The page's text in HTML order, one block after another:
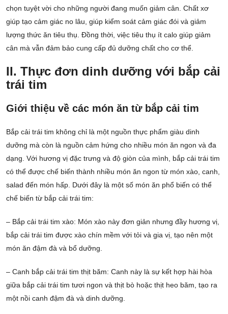
chọn tuyệt vời cho những người đang muốn giảm cân. Chất xơ
giúp tạo cảm giác no lâu, giúp kiểm soát cảm giác đói và giảm
lượng thức ăn tiêu thụ. Đồng thời, việc tiêu thụ ít calo giúp giảm
cân mà vẫn đảm bảo cung cấp đủ dưỡng chất cho cơ thể.
II. Thực đơn dinh dưỡng với bắp cải
trái tim
Giới thiệu về các món ăn từ bắp cải tim
Bắp cải trái tim không chỉ là một nguồn thực phẩm giàu dinh
dưỡng mà còn là nguồn cảm hứng cho nhiều món ăn ngon và đa
dạng. Với hương vị đặc trưng và độ giòn của mình, bắp cải trái tim
có thể được chế biến thành nhiều món ăn ngon từ món xào, canh,
salad đến món hấp. Dưới đây là một số món ăn phổ biến có thể
chế biến từ bắp cải trái tim:
– Bắp cải trái tim xào: Món xào này đơn giản nhưng đầy hương vị,
bắp cải trái tim được xào chín mềm với tỏi và gia vị, tạo nên một
món ăn đậm đà và bổ dưỡng.
– Canh bắp cải trái tim thịt băm: Canh này là sự kết hợp hài hòa
giữa bắp cải trái tim tươi ngon và thịt bò hoặc thịt heo băm, tạo ra
một nồi canh đậm đà và dinh dưỡng.